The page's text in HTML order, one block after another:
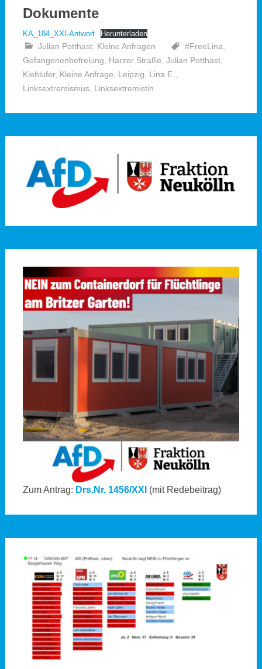
Dokumente
KA_184_XXI-Antwort Herunterladen
Julian Potthast, Kleine Anfragen #FreeLina
Gefangenenbefreiung
Harzer Straße Julian Potthast,
Kiehlufer, Kleine Anfrage Leipzig Lina E.
Linksextremismus, Linksextremistin
Zum Antrag: Drs.Nr. 1456/XXI (mit Redebeitrag)